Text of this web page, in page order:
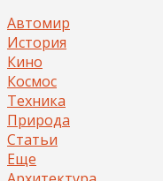
Автомир
История
Кино
Космос
Техника
Природа
Статьи
Еще